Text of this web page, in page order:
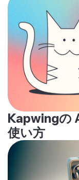
Kapwingの
使い方